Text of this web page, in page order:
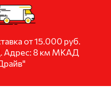
от 15.000 руб.
Адрес: 8 км МКАД